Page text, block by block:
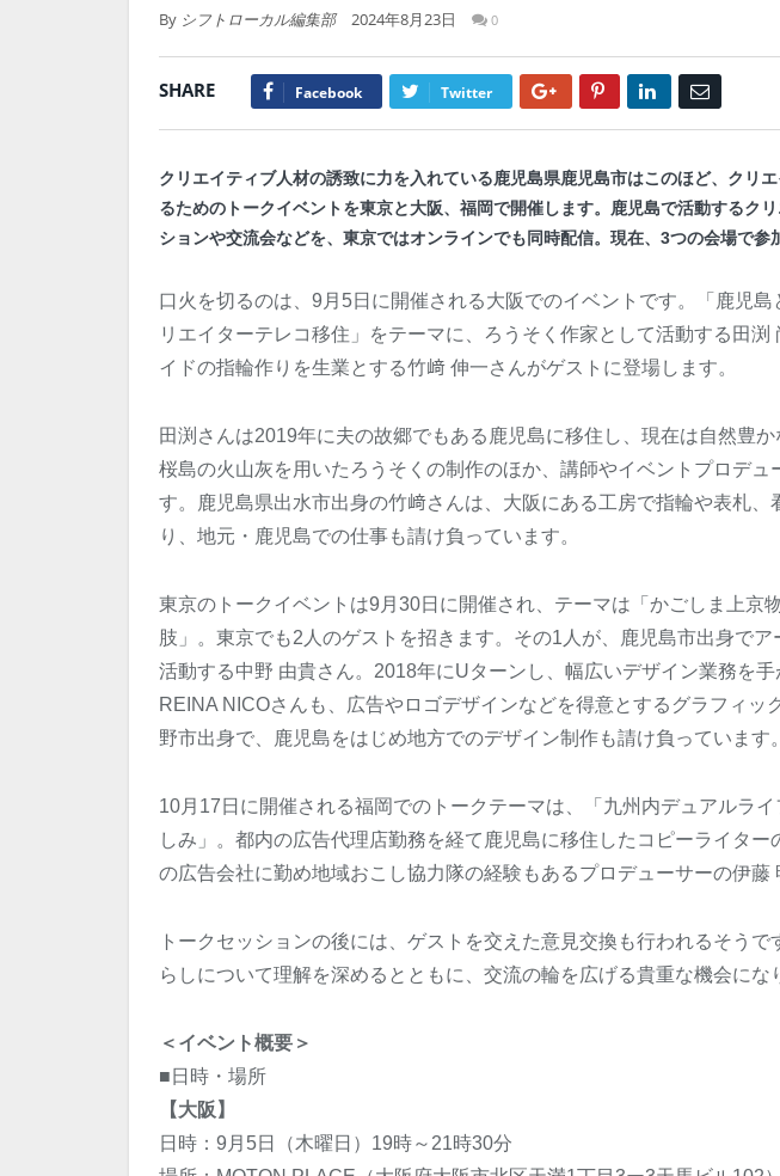
By シフトローカル編集部 2024年8月23日 0
SHARE Facebook Twitter Google+ Pinterest LinkedIn
クリエイティブ人材の誘致に力を入れている鹿児島県鹿児島市はこのほど、クリ
るためのトークイベントを東京と大阪、福岡で開催します。鹿児島で活動するク
ションや交流会などを、東京ではオンラインでも同時配信。現在、3つの会場で参
口火を切るのは、9月5日に開催される大阪でのイベントです。「鹿児島
リエイターテレコ移住」をテーマに、ろうそく作家として活動する田渕
イドの指輪作りを生業とする竹﨑 伸一さんがゲストに登場します。
田渕さんは2019年に夫の故郷でもある鹿児島に移住し、現在は自然豊
桜島の火山灰を用いたろうそくの制作のほか、講師やイベントプロデュ
す。鹿児島県出水市出身の竹﨑さんは、大阪にある工房で指輪や表札、
り、地元・鹿児島での仕事も請け負っています。
東京のトークイベントは9月30日に開催され、テーマは「かごしま上京
肢」。東京でも2人のゲストを招きます。その1人が、鹿児島市出身でア
活動する中野 由貴さん。2018年にUターンし、幅広いデザイン業務を
REINA NICOさんも、広告やロゴデザインなどを得意とするグラフィッ
野市出身で、鹿児島をはじめ地方でのデザイン制作も請け負っています。
10月17日に開催される福岡でのトークテーマは、「九州内デュアルラ
しみ」。都内の広告代理店勤務を経て鹿児島に移住したコピーライター
の広告会社に勤め地域おこし協力隊の経験もあるプロデューサーの伊藤
トークセッションの後には、ゲストを交えた意見交換も行われるそうで
らしについて理解を深めるとともに、交流の輪を広げる貴重な機会にな
＜イベント概要＞
■日時・場所
【大阪】
日時：9月5日（木曜日）19時～21時30分
千葉の“小江戸”
岡山市、都市圏の
学生対象の「とっ
利用者の45％・
愛知県西尾市、定
【6/27開催】参加
【6/20開催】「札
【6/13開催】島根